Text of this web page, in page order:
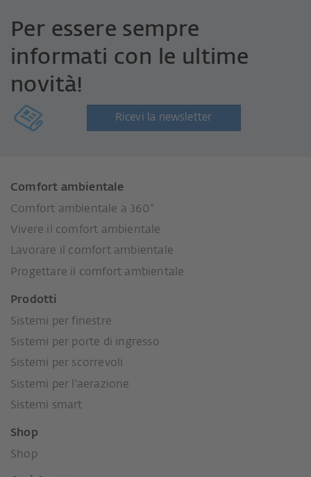
Per essere sempre
informati con le ultime
novità!
Ricevi la newsletter
Comfort ambientale
Comfort ambientale a 360°
Vivere il comfort ambientale
Lavorare il comfort ambientale
Progettare il comfort ambientale
Prodotti
Sistemi per finestre
Sistemi per porte di ingresso
Sistemi per scorrevoli
Sistemi per l'aerazione
Sistemi smart
Shop
Shop